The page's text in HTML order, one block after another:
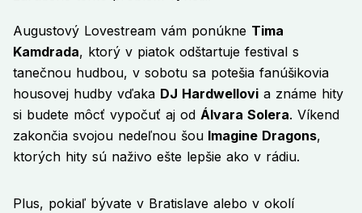
Augustový Lovestream vám ponúkne Tima
Kamdrada, ktorý v piatok odštartuje festival s
tanečnou hudbou, v sobotu sa potešia fanúšikovia
housovej hudby vďaka DJ Hardwellovi a známe hity
si budete môcť vypočuť aj od Álvara Solera. Víkend
zakončia svojou nedeľnou šou Imagine Dragons,
ktorých hity sú naživo ešte lepšie ako v rádiu.
Plus, pokiaľ bývate v Bratislave alebo v okolí